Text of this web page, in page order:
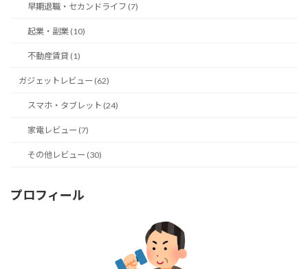
早期退職・セカンドライフ (7)
起業・副業 (10)
不動産賃貸 (1)
ガジェットレビュー (62)
スマホ・タブレット (24)
家電レビュー (7)
その他レビュー (30)
プロフィール